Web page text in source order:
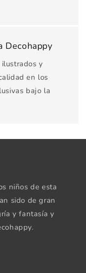
Decohappy
y
en los
bajo la
niños de esta
sido de gran
y fantasía y